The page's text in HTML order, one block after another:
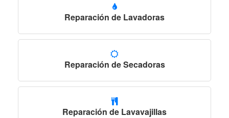
Reparación de Lavadoras
Reparación de Secadoras
Reparación de Lavavajillas